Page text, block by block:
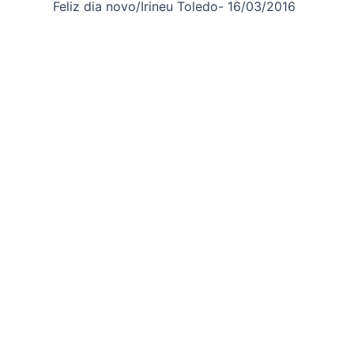
Feliz dia novo/Irineu Toledo- 16/03/2016